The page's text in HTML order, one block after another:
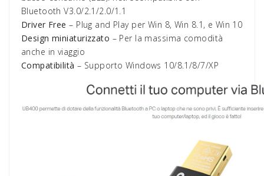
Bluetooth V3.0/2.1/2.0/1.1
Driver Free– Plug and Play per Win 8, Win 8.1, e Win 10
Design miniaturizzato – Per la massima comodità
anche in viaggio
Compatibilità – Supporto Windows 10/8.1/8/7/XP